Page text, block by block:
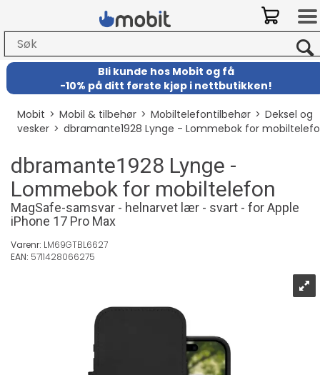
Bli kunde hos Mobit og få
-10% på ditt første kjøp i nettbutikken!
Mobit>Mobil & tilbehør>Mobiltelefontilbehør>Deksel og
vesker>dbramante1928 Lynge - Lommebok for
dbramante1928 Lynge -
Lommebok for mobiltelefon
MagSafe-samsvar - helnarvet lær - svart - for Apple
iPhone 17 Pro Max
Varenr: LM69GTBL6627
EAN: 5711428066275